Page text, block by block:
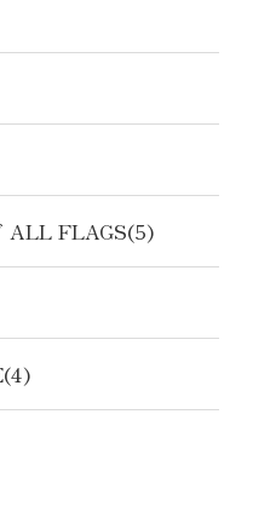
ALL FLAGS(5)